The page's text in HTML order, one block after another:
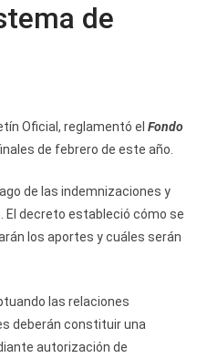
de
Oficial, reglamentó el Fondo
de febrero de este año.
de las indemnizaciones y
El decreto estableció cómo se
los aportes y cuáles serán
las relaciones
deberán constituir una
autorización de